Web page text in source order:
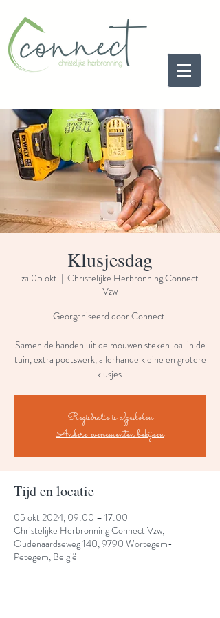
Klusjesdag
za 05 okt
  |
Christelijke Herbronning Connect
Vzw
Georganiseerd door Connect.
Samen de handen uit de mouwen steken. oa. in de
tuin, extra poetswerk, allerhande kleine en grotere
klusjes.
Registratie is afgesloten
Andere evenementen bekijken
Tijd en locatie
05 okt 2024, 09:00 – 17:00
Christelijke Herbronning Connect Vzw,
Oudenaardseweg 140, 9790 Wortegem-
Petegem, België